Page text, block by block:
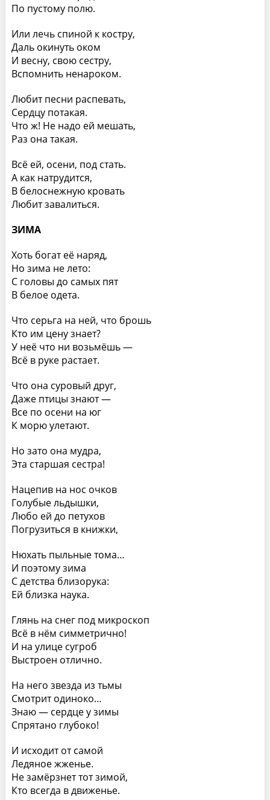
По пустому полю.
Или лечь спиной к костру,
Даль окинуть оком
И весну, свою сестру,
Вспомнить ненароком.
Любит песни распевать,
Сердцу потакая.
Что ж! Не надо ей мешать,
Раз она такая.
Всё ей, осени, под стать.
А как натрудится,
В белоснежную кровать
Любит завалиться.
ЗИМА
Хоть богат её наряд,
Но зима не лето:
С головы до самых пят
В белое одета.
Что серьга на ней, что брошь
Кто им цену знает?
У неё что ни возьмёшь —
Всё в руке растает.
Что она суровый друг,
Даже птицы знают —
Все по осени на юг
К морю улетают.
Но зато она мудра,
Эта старшая сестра!
Нацепив на нос очков
Голубые льдышки,
Любо ей до петухов
Погрузиться в книжки,
Нюхать пыльные тома…
И поэтому зима
С детства близорука:
Ей близка наука.
Глянь на снег под микроскоп
Всё в нём симметрично!
И на улице сугроб
Выстроен отлично.
На него звезда из тьмы
Смотрит одиноко…
Знаю — сердце у зимы
Спрятано глубоко!
И исходит от самой
Ледяное жженье.
Не замёрзнет тот зимой,
Кто всегда в движенье.